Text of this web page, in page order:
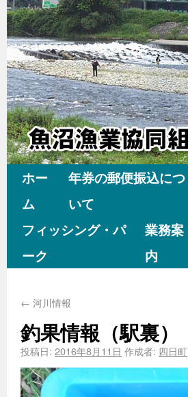
ホー
ム
年券の郵便振込につ
いて
フィッシング・パ
ーク
業務案
内
← 河川情報
釣果情報（駅裏）
投稿日: 2016年8月11日 作成者: 四日町